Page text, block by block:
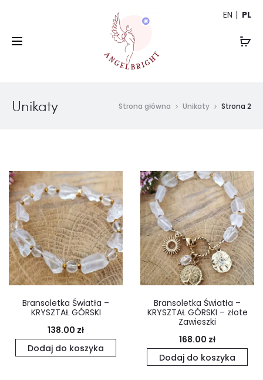
EN PL
Unikaty Strona główna Unikaty Strona 2
Bransoletka Światła –
KRYSZTAŁ GÓRSKI
138.00 zł
Dodaj do koszyka
Bransoletka Światła –
KRYSZTAŁ GÓRSKI – złote
Zawieszki
168.00 zł
Dodaj do koszyka